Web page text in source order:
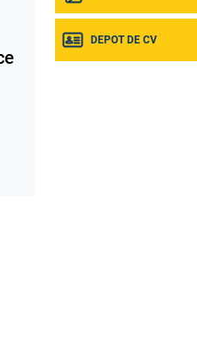
DEPOT DE CV